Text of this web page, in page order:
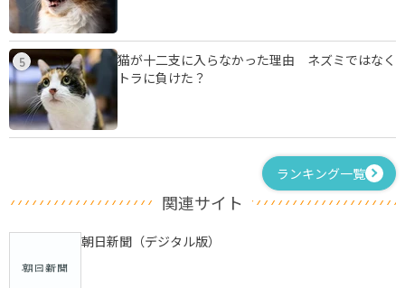
5
猫が十二支に入らなかった理由 ネズミではなく
トラに負けた？
ランキング一覧
関連サイト
朝日新聞（デジタル版）